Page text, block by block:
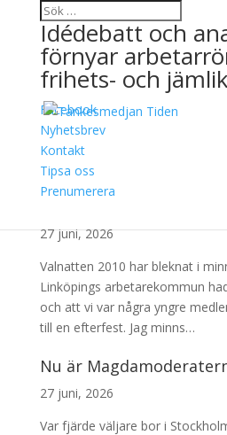
Idédebatt och
förnyar
frihets- och
Facebook
Nyhetsbrev
Kontakt
Tipsa oss
Prenumerera
Arkiv
jun
27 juni, 2026
Valnatten 2010 har bleknat i
Linköpings arbetarekommun
och att vi var några yngre
till en efterfest. Jag minns…
Nu är
27 juni, 2026
Var fjärde väljare bor i